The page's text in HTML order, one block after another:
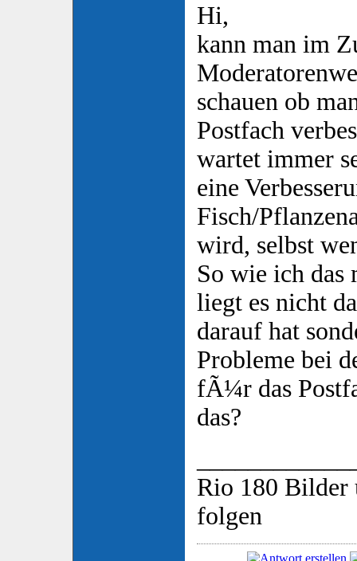
Hi,
kann man im
schauen ob
Postfach
wartet immer
eine
Fisch/
wird, selbst
So wie ich das
liegt es nicht
darauf hat
Probleme bei
fÃ¼r das
das?
Rio 180 Bilder
folgen